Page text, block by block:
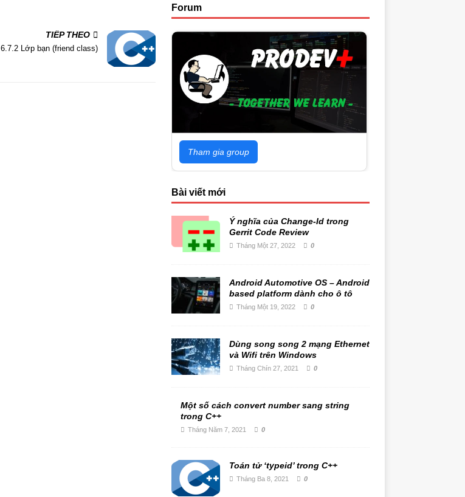
TIẾP THEO
6.7.2 Lớp bạn (friend class)
Forum
Tham gia group
Bài viết mới
Ý nghĩa của Change-Id trong
Gerrit Code Review
Tháng Một 27, 2022 0
Android Automotive OS – Android
based platform dành cho ô tô
Tháng Một 19, 2022 0
Dùng song song 2 mạng Ethernet
và Wifi trên Windows
Tháng Chín 27, 2021 0
Một số cách convert number sang string
trong C++
Tháng Năm 7, 2021 0
Toán tử ‘typeid’ trong C++
Tháng Ba 8, 2021 0